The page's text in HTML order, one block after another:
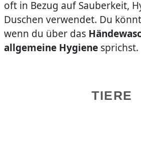
oft in Bezug auf Sauberkeit,
Duschen verwendet. Du
wenn du über das
allgemeine Hygienesprichst.
TIERE